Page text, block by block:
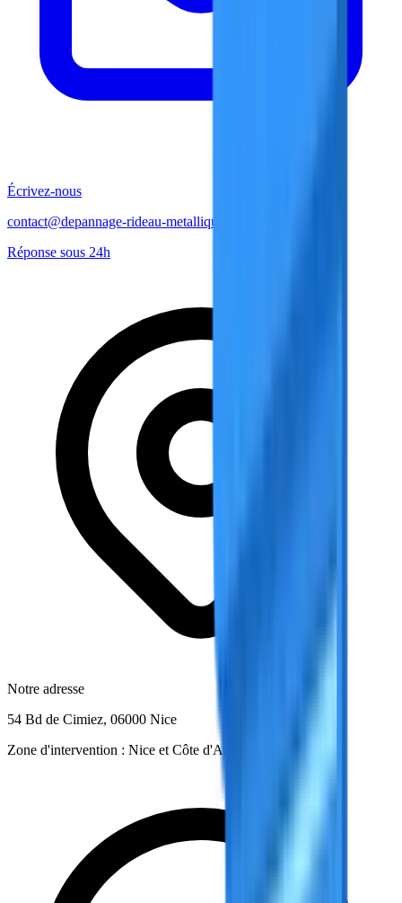
Écrivez-nous
contact@depannage-rideau-metallique-nice.fr
Réponse sous 24h
Notre adresse
54 Bd de Cimiez, 06000 Nice
Zone d'intervention : Nice et Côte d'Azur